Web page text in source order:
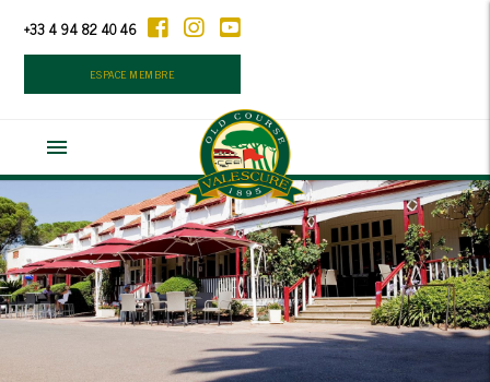
+33 4 94 82 40 46
ESPACE MEMBRE
menu